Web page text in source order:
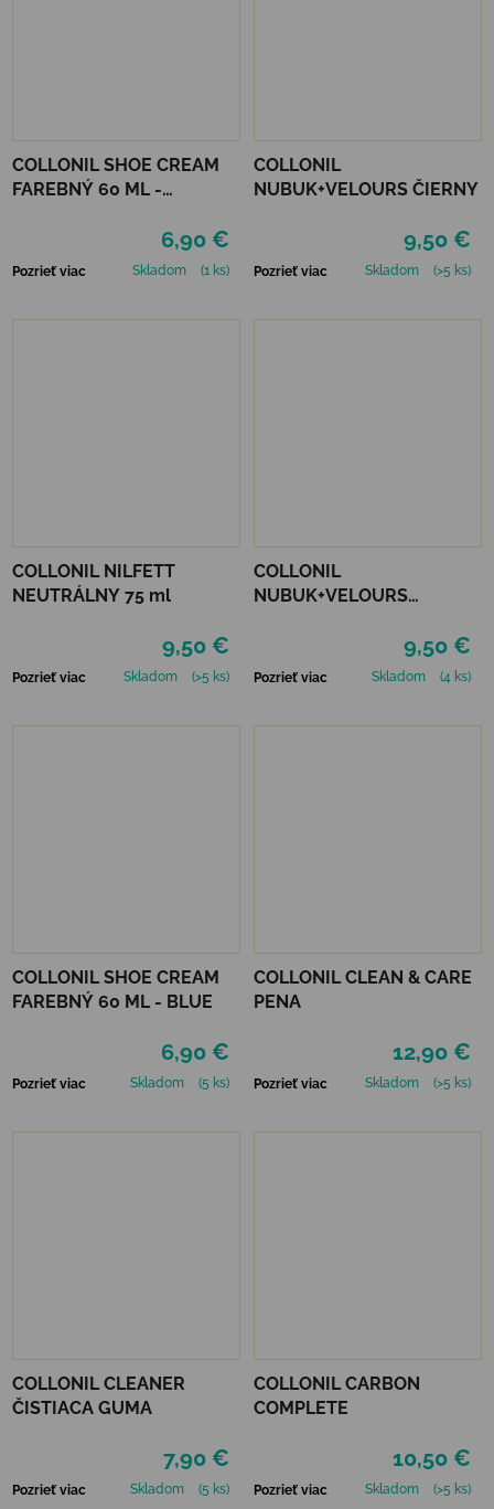
COLLONIL SHOE CREAM
FAREBNÝ 60 ML -
6,90 €
Pozrieť viac Skladom (1 ks)
COLLONIL
NUBUK+VELOURS ČIERNY
9,50 €
Pozrieť viac Skladom (>5 ks)
COLLONIL NILFETT
NEUTRÁLNY 75 ml
9,50 €
Pozrieť viac Skladom (>5 ks)
COLLONIL
NUBUK+VELOURS
9,50 €
Pozrieť viac Skladom (4 ks)
COLLONIL SHOE CREAM
FAREBNÝ 60 ML - BLUE
6,90 €
Pozrieť viac Skladom (5 ks)
COLLONIL CLEAN & CARE
PENA
12,90 €
Pozrieť viac Skladom (>5 ks)
COLLONIL CLEANER
ČISTIACA GUMA
7,90 €
Pozrieť viac Skladom (5 ks)
COLLONIL CARBON
COMPLETE
10,50 €
Pozrieť viac Skladom (>5 ks)